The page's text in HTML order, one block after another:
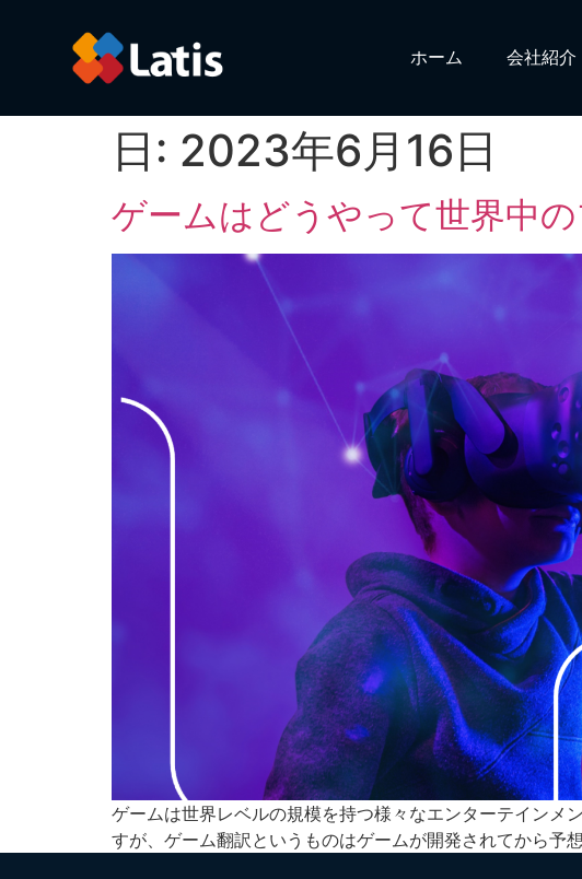
ホーム 会社紹介
日: 2023年6月16日
ゲームはどうやって世界中
ゲームは世界レベルの規模を持つ様々なエンターテインメ
すが、ゲーム翻訳というものはゲームが開発されてから予